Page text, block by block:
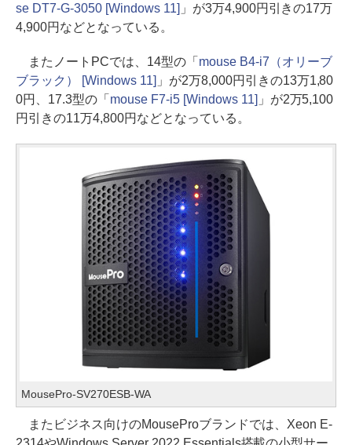
se DT7-G-3050 [Windows 11] 」が3万4,900円引きの17万
4,900円などとなっている。
またノートPCでは、14型の「 mouse B4-i7（オリーブ
ブラック） [Windows 11] 」が2万8,000円引きの13万1,80
0円、17.3型の「 mouse F7-i5 [Windows 11] 」が2万5,100
円引きの11万4,800円などとなっている。
MousePro-SV270ESB-WA
またビジネス向けのMouseProブランドでは、Xeon E-